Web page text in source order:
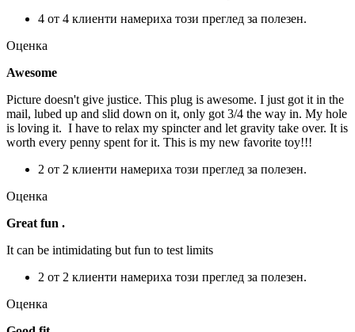
4 от 4 клиенти намериха този преглед за полезен.
Оценка
Awesome
Picture doesn't give justice. This plug is awesome. I just got it in the
mail, lubed up and slid down on it, only got 3/4 the way in. My hole
is loving it. ️ I have to relax my spincter and let gravity take over. It is
worth every penny spent for it. This is my new favorite toy!!!
2 от 2 клиенти намериха този преглед за полезен.
Оценка
Great fun .
It can be intimidating but fun to test limits
2 от 2 клиенти намериха този преглед за полезен.
Оценка